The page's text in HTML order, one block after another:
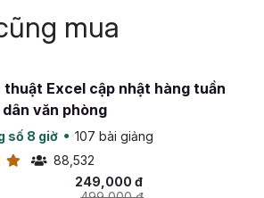
mua
thuật Excel cập nhật hàng tuần
văn phòng
số 8 giờ
107 bài giảng
88,532
249,000 đ